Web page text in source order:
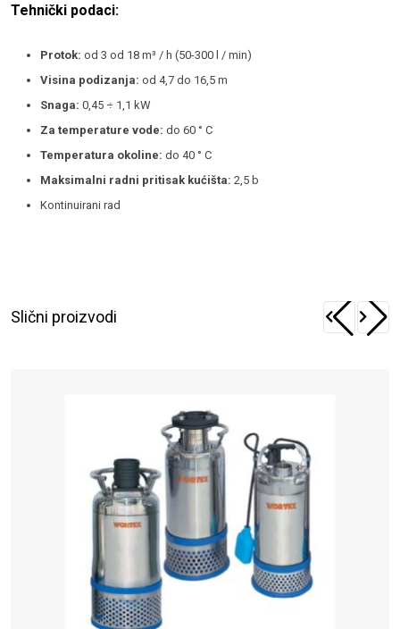
Tehnički podaci:
Protok: od 3 od 18 m³ / h (50-300 l / min)
Visina podizanja: od 4,7 do 16,5 m
Snaga: 0,45 ÷ 1,1 kW
Za temperature vode: do 60 ° C
Temperatura okoline: do 40 ° C
Maksimalni radni pritisak kućišta: 2,5 b
Kontinuirani rad
Slični proizvodi